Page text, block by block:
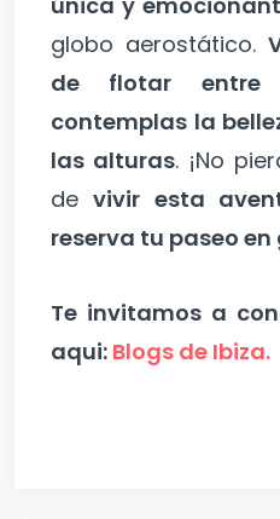
globo aerostático.
de flotar entre
contemplas la
las alturas. ¡No
devivir esta
reserva tu paseo
Te invitamos a
aqui: Blogs de Ibiza.